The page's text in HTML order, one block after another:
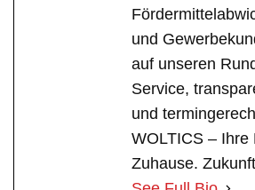
und
auf unseren
Service,
und
WOLTICS – Ihre
Zuhause.